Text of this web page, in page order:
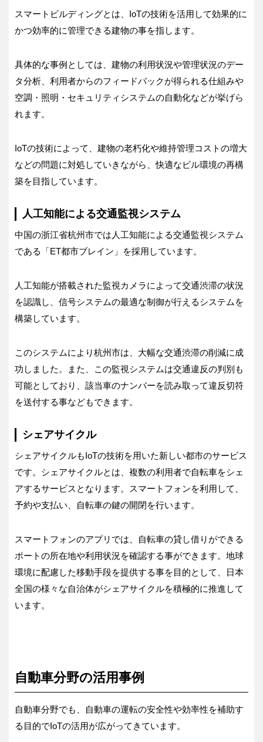
スマートビルディングとは、IoTの技術を活用して効果的に
かつ効率的に管理できる建物の事を指します。
具体的な事例としては、建物の利用状況や管理状況のデー
タ分析、利用者からのフィードバックが得られる仕組みや
空調・照明・セキュリティシステムの自動化などが挙げら
れます。
IoTの技術によって、建物の老朽化や維持管理コストの増大
などの問題に対処していきながら、快適なビル環境の再構
築を目指しています。
人工知能による交通監視システム
中国の浙江省杭州市では人工知能による交通監視システム
である「ET都市ブレイン」を採用しています。
人工知能が搭載された監視カメラによって交通渋滞の状況
を認識し、信号システムの最適な制御が行えるシステムを
構築しています。
このシステムにより杭州市は、大幅な交通渋滞の削減に成
功しました。また、この監視システムは交通違反の判別も
可能としており、該当車のナンバーを読み取って違反切符
を送付する事などもできます。
シェアサイクル
シェアサイクルもIoTの技術を用いた新しい都市のサービス
です。シェアサイクルとは、複数の利用者で自転車をシェ
アするサービスとなります。スマートフォンを利用して、
予約や支払い、自転車の鍵の開閉を行います。
スマートフォンのアプリでは、自転車の貸し借りができる
ポートの所在地や利用状況を確認する事ができます。地球
環境に配慮した移動手段を提供する事を目的として、日本
全国の様々な自治体がシェアサイクルを積極的に推進して
います。
自動車分野の活用事例
自動車分野でも、自動車の運転の安全性や効率性を補助す
る目的でIoTの活用が広がってきています。